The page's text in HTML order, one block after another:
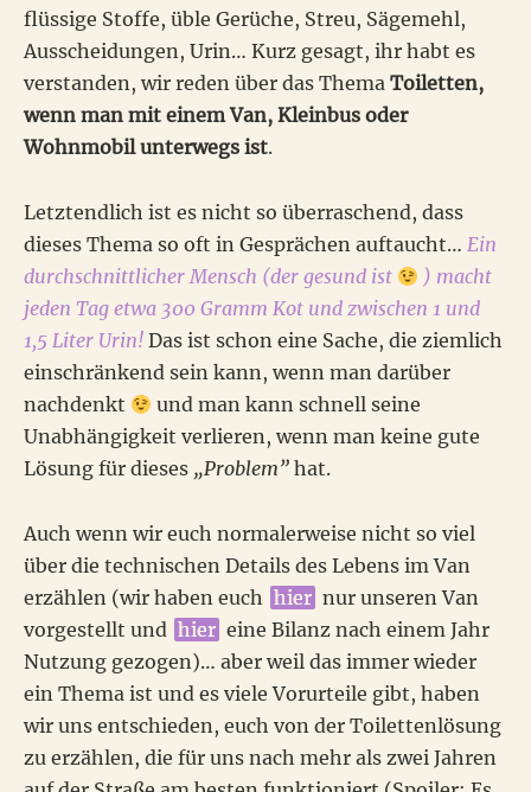
flüssige Stoffe, üble Gerüche, Streu, Sägemehl,
Ausscheidungen, Urin… Kurz gesagt, ihr habt es
verstanden, wir reden über das Thema Toiletten,
wenn man mit einem Van, Kleinbus oder
Wohnmobil unterwegs ist.
Letztendlich ist es nicht so überraschend, dass
dieses Thema so oft in Gesprächen auftaucht… Ein
durchschnittlicher Mensch (der gesund ist
) macht
jeden Tag etwa 300 Gramm Kot und zwischen 1 und
1,5 Liter Urin! Das ist schon eine Sache, die ziemlich
einschränkend sein kann, wenn man darüber
nachdenkt
und man kann schnell seine
Unabhängigkeit verlieren, wenn man keine gute
Lösung für dieses „Problem” hat.
Auch wenn wir euch normalerweise nicht so viel
über die technischen Details des Lebens im Van
erzählen (wir haben euch hier nur unseren Van
vorgestellt und hier eine Bilanz nach einem Jahr
Nutzung gezogen)… aber weil das immer wieder
ein Thema ist und es viele Vorurteile gibt, haben
wir uns entschieden, euch von der Toilettenlösung
zu erzählen, die für uns nach mehr als zwei Jahren